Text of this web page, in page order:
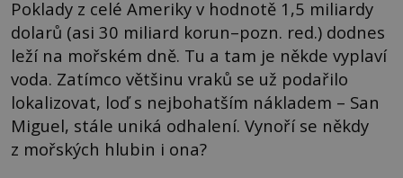
Poklady z celé Ameriky v hodnotě 1,5 miliardy
dolarů (asi 30 miliard korun–pozn. red.) dodnes
leží na mořském dně. Tu a tam je někde vyplaví
voda. Zatímco většinu vraků se už podařilo
lokalizovat, loď s nejbohatším nákladem – San
Miguel, stále uniká odhalení. Vynoří se někdy
z mořských hlubin i ona?